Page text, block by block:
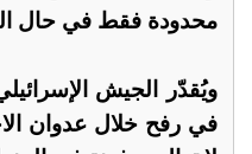
محدودة فقط في حال
ويُقدّر الجيش